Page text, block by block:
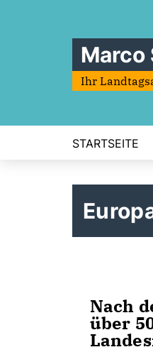
Marco
Ihr
STARTSEITE
Nach
über